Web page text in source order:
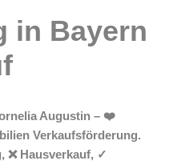
Augustin – ❤️
Verkaufsförderung.
❌ Hausverkauf, ✓